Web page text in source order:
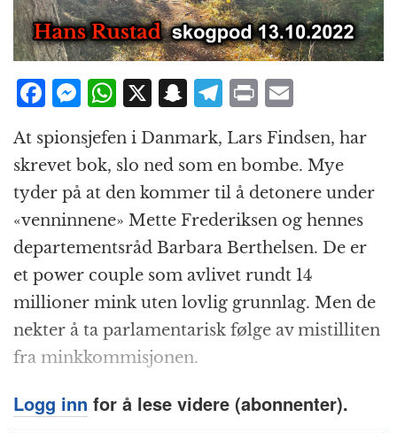
F
a
c
e
b
o
o
k
M
e
ss
e
n
g
e
r
W
h
at
s
A
p
p
X S
a
p
c
h
at
T
e
g
r
a
m
P
ri
n
t
m
ai
l
At spionsjefen i Danmark, Lars Findsen, har
skrevet bok, slo ned som en bombe. Mye
tyder på at den kommer til å detonere under
«venninnene» Mette Frederiksen og hennes
departementsråd Barbara Berthelsen. De er
et power couple som avlivet rundt 14
millioner mink uten lovlig grunnlag. Men de
nekter å ta parlamentarisk følge av mistilliten
fra minkkommisjonen.
Logg inn for å lese videre (abonnenter).